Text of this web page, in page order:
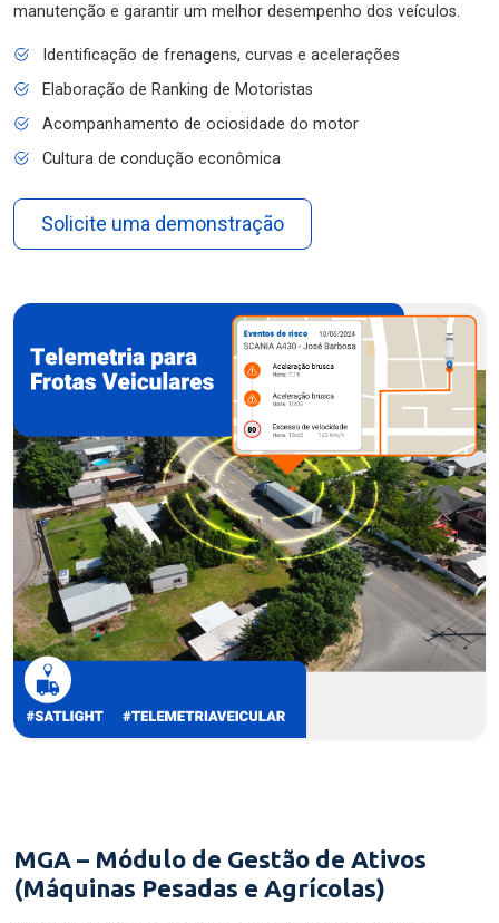
manutenção e garantir um melhor desempenho dos veículos.
Identificação de frenagens, curvas e acelerações
Elaboração de Ranking de Motoristas
Acompanhamento de ociosidade do motor
Cultura de condução econômica
Solicite uma demonstração
MGA – Módulo de Gestão de Ativos
(Máquinas Pesadas e Agrícolas)